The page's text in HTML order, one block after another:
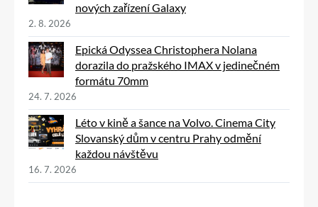
nových zařízení Galaxy
2. 8. 2026
Epická Odyssea Christophera Nolana
dorazila do pražského IMAX v jedinečném
formátu 70mm
24. 7. 2026
Léto v kině a šance na Volvo. Cinema City
Slovanský dům v centru Prahy odmění
každou návštěvu
16. 7. 2026